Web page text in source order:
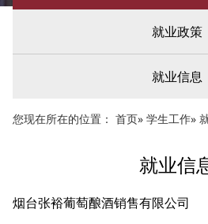
就业政策
就业信息
您现在所在的位置： 首页» 学生工作»
就业信
烟台张裕葡萄酿酒销售有限公司